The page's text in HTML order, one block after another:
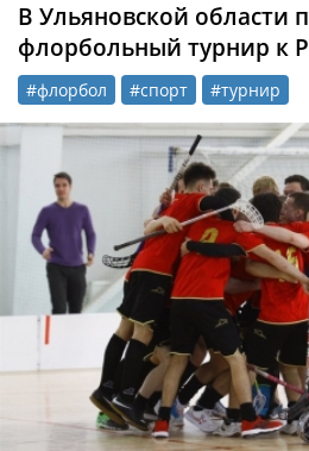
В Ульяновской области
флорбольный турнир к
#флорбол #спорт #турнир